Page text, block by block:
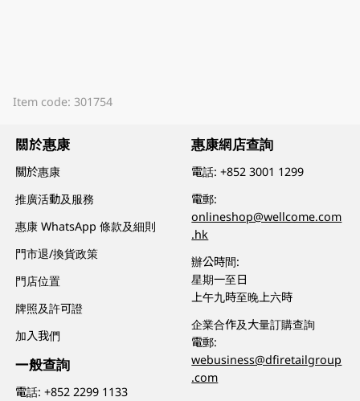
Item code: 301754
關於惠康
關於惠康
推廣活動及服務
惠康 WhatsApp 條款及細則
門市退/換貨政策
門店位置
牌照及許可證
加入我們
一般查詢
電話:+852 2299 1133
惠康網店查詢
電話:+852 3001 1299
電郵:
onlineshop@wellcome.com
.hk
辦公時間:
星期一至日
上午九時至晚上六時
企業合作及大量訂購查詢
電郵:
webusiness@dfiretailgroup
.com